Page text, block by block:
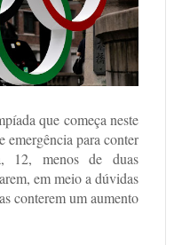
que começa neste
emergência para conter
12, menos de duas
em meio a dúvidas
conterem um aumento